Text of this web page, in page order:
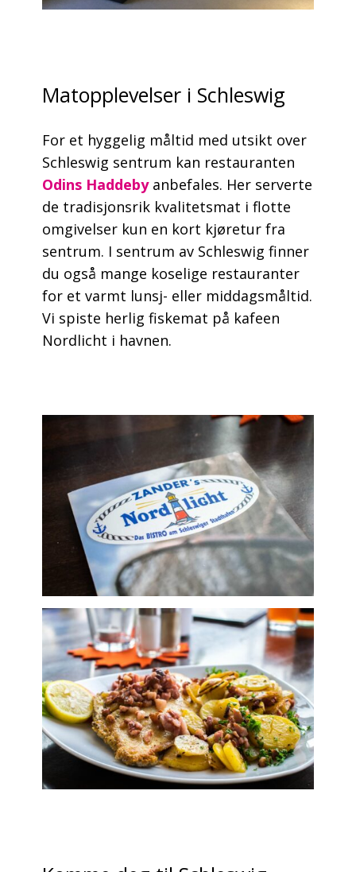
Matopplevelser i Schleswig
For et hyggelig måltid med utsikt over
Schleswig sentrum kan restauranten
Odins Haddebyanbefales. Her serverte
de tradisjonsrik kvalitetsmat i flotte
omgivelser kun en kort kjøretur fra
sentrum. I sentrum av Schleswig finner
du også mange koselige restauranter
for et varmt lunsj- eller middagsmåltid.
Vi spiste herlig fiskemat på kafeen
Nordlicht i havnen.